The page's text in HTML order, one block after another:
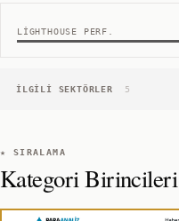
LIGHTHOUSE PERF.
İLGILI SEKTÖRLER 5
★ SIRALAMA
Kategori Birincileri